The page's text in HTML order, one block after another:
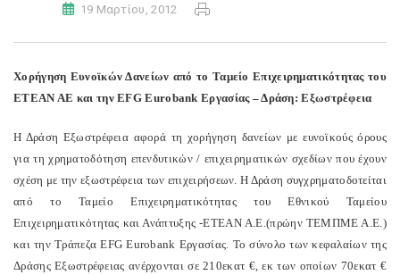
19 Μαρτίου, 2012
Χορήγηση Ευνοϊκών Δανείων από το Ταμείο Επιχειρηματικότητας του
ΕΤΕΑΝ ΑΕ και την EFG Eurobank Εργασίας – Δράση: Εξωστρέφεια
Η Δράση Εξωστρέφεια αφορά τη χορήγηση δανείων με ευνοϊκούς όρους
για τη χρηματοδότηση επενδυτικών / επιχειρηματικών σχεδίων που έχουν
σχέση με την εξωστρέφεια των επιχειρήσεων. Η Δράση συγχρηματοδοτείται
από το Ταμείο Επιχειρηματικότητας του Εθνικού Ταμείου
Επιχειρηματικότητας και Ανάπτυξης -ΕΤΕΑΝ Α.Ε.(πρώην ΤΕΜΠΜΕ Α.Ε.)
και την Τράπεζα EFG Eurobank Εργασίας. Το σύνολο των κεφαλαίων της
Δράσης Εξωστρέφειας ανέρχονται σε 210εκατ €, εκ των οποίων 70εκατ €